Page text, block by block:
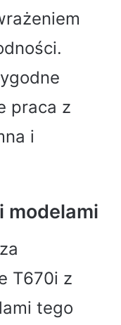
praca z
i
modelami
T670i z
tego